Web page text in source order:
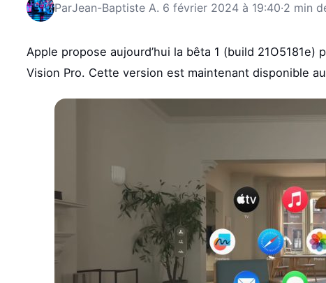
ParJean-Baptiste A. 6 février 2024 à 19:40·2 min
Apple propose aujourd’hui la bêta 1 (build 21O5181e)
Vision Pro. Cette version est maintenant disponible